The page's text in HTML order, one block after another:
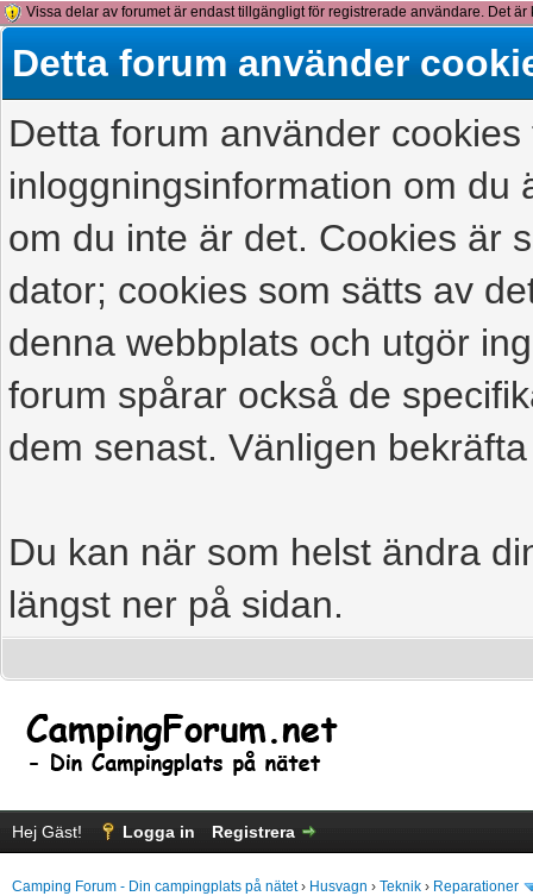
Vissa delar av forumet är endast tillgängligt för registrerade användare. Det
detta meddelande.
Detta forum använder
Detta forum använder
inloggningsinformation om du
om du inte är det. Cookies är
dator; cookies som sätts av
denna webbplats och utgör
forum spårar också de
dem senast. Vänligen
Du kan när som helst ändra
längst ner på sidan.
Hej Gäst! Logga in Registrera
Camping Forum - Din campingplats på nätet› Husvagn › Teknik › Reparationer